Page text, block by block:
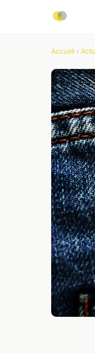
Accueil › Actu